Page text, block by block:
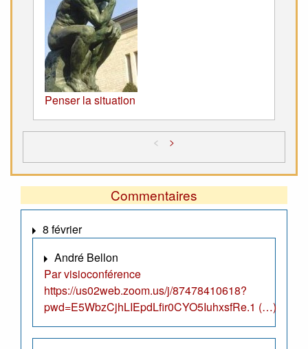
Penser la situation
< >
Commentaires
8 février
André Bellon
Par visioconférence
https://us02web.zoom.us/j/87478410618?
pwd=E5WbzCjhLIEpdLfir0CYO5IuhxsfRe.1 (…)